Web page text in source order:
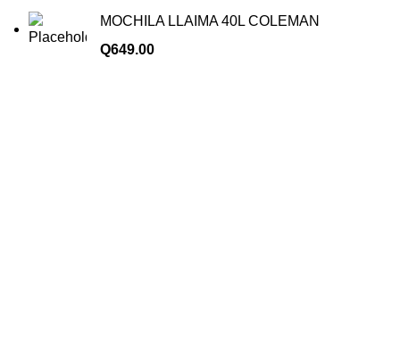
MOCHILA LLAIMA 40L COLEMAN
Q649.00